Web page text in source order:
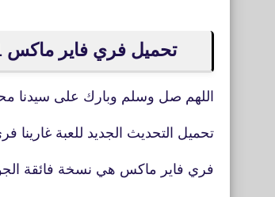
تحميل فري فاير ماكس Garena Free Fire MAX 2.103.1لأجهزة APK Android
اللهم صل وسلم وبارك على سيدنا
تحميل التحديث الجديد للعبة غارينا فري
فري فاير ماكس هي نسخة فائقة